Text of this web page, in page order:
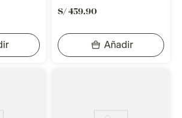
S/ 459.90